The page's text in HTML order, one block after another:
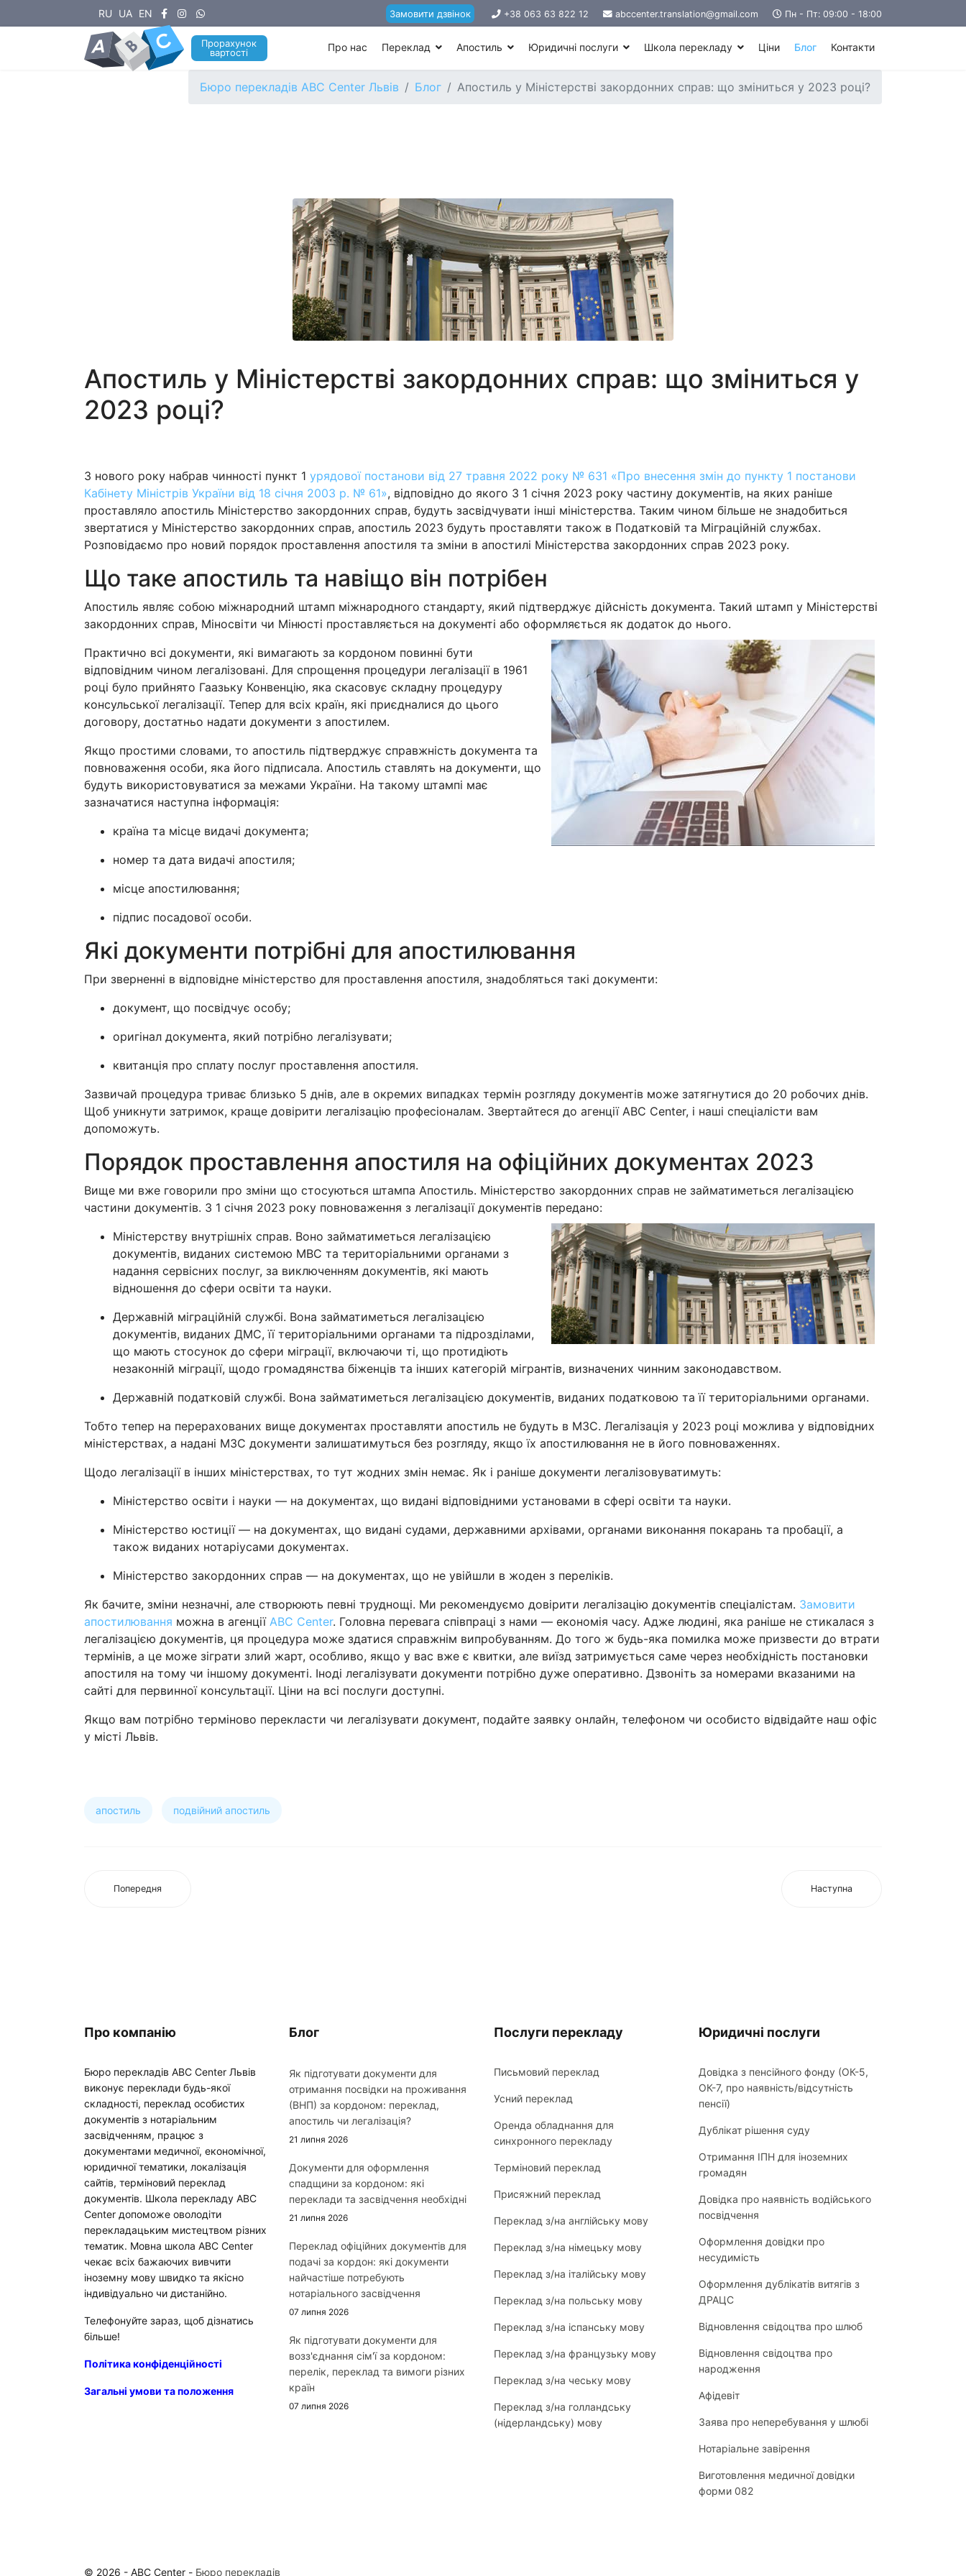
RU UA EN Замовити дзвінок +38 063 63 822 12 abccenter.translation@gmail.com Пн - Пт: 09:00 - 18:00
Прорахунок
вартості
Про нас Переклад Апостиль Юридичні послуги Школа перекладу Ціни Блог Контакти
Бюро перекладів ABC Center Львів Блог Апостиль у Міністерстві закордонних справ: що зміниться у 2023 році?
Апостиль у Міністерстві закордонних справ: що зміниться у
2023 році?
З нового року набрав чинності пункт 1 урядової постанови від 27 травня 2022 року № 631 «Про внесення змін до пункту 1 постанови
Кабінету Міністрів України від 18 січня 2003 р. № 61», відповідно до якого З 1 січня 2023 року частину документів, на яких раніше
проставляло апостиль Міністерство закордонних справ, будуть засвідчувати інші міністерства. Таким чином більше не знадобиться
звертатися у Міністерство закордонних справ, апостиль 2023 будуть проставляти також в Податковій та Міграційній службах.
Розповідаємо про новий порядок проставлення апостиля та зміни в апостилі Міністерства закордонних справ 2023 року.
Що таке апостиль та навіщо він потрібен
Апостиль являє собою міжнародний штамп міжнародного стандарту, який підтверджує дійсність документа. Такий штамп у Міністерстві
закордонних справ, Міносвіти чи Мінюсті проставляється на документі або оформляється як додаток до нього.
Практично всі документи, які вимагають за кордоном повинні бути
відповідним чином легалізовані. Для спрощення процедури легалізації в 1961
році було прийнято Гаазьку Конвенцію, яка скасовує складну процедуру
консульської легалізації. Тепер для всіх країн, які приєдналися до цього
договору, достатньо надати документи з апостилем.
Якщо простими словами, то апостиль підтверджує справжність документа та
повноваження особи, яка його підписала. Апостиль ставлять на документи, що
будуть використовуватися за межами України. На такому штампі має
зазначатися наступна інформація:
країна та місце видачі документа;
номер та дата видачі апостиля;
місце апостилювання;
підпис посадової особи.
Які документи потрібні для апостилювання
При зверненні в відповідне міністерство для проставлення апостиля, знадобляться такі документи:
документ, що посвідчує особу;
оригінал документа, який потрібно легалізувати;
квитанція про сплату послуг проставлення апостиля.
Зазвичай процедура триває близько 5 днів, але в окремих випадках термін розгляду документів може затягнутися до 20 робочих днів.
Щоб уникнути затримок, краще довірити легалізацію професіоналам. Звертайтеся до агенції ABC Center, і наші спеціалісти вам
допоможуть.
Порядок проставлення апостиля на офіційних документах 2023
Вище ми вже говорили про зміни що стосуються штампа Апостиль. Міністерство закордонних справ не займатиметься легалізацією
частини документів. З 1 січня 2023 року повноваження з легалізації документів передано:
Міністерству внутрішніх справ. Воно займатиметься легалізацією
документів, виданих системою МВС та територіальними органами з
надання сервісних послуг, за виключенням документів, які мають
відношення до сфери освіти та науки.
Державній міграційній службі. Вона займатиметься легалізацією
документів, виданих ДМС, її територіальними органами та підрозділами,
що мають стосунок до сфери міграції, включаючи ті, що протидіють
незаконній міграції, щодо громадянства біженців та інших категорій мігрантів, визначених чинним законодавством.
Державній податковій службі. Вона займатиметься легалізацією документів, виданих податковою та її територіальними органами.
Тобто тепер на перерахованих вище документах проставляти апостиль не будуть в МЗС. Легалізація у 2023 році можлива у відповідних
міністерствах, а надані МЗС документи залишатимуться без розгляду, якщо їх апостилювання не в його повноваженнях.
Щодо легалізації в інших міністерствах, то тут жодних змін немає. Як і раніше документи легалізовуватимуть:
Міністерство освіти і науки — на документах, що видані відповідними установами в сфері освіти та науки.
Міністерство юстиції — на документах, що видані судами, державними архівами, органами виконання покарань та пробації, а
також виданих нотаріусами документах.
Міністерство закордонних справ — на документах, що не увійшли в жоден з переліків.
Як бачите, зміни незначні, але створюють певні труднощі. Ми рекомендуємо довірити легалізацію документів спеціалістам. Замовити
апостилювання можна в агенції ABC Center. Головна перевага співпраці з нами — економія часу. Адже людині, яка раніше не стикалася з
легалізацією документів, ця процедура може здатися справжнім випробуванням. До того ж будь-яка помилка може призвести до втрати
термінів, а це може зіграти злий жарт, особливо, якщо у вас вже є квитки, але виїзд затримується саме через необхідність постановки
апостиля на тому чи іншому документі. Іноді легалізувати документи потрібно дуже оперативно. Дзвоніть за номерами вказаними на
сайті для первинної консультації. Ціни на всі послуги доступні.
Якщо вам потрібно терміново перекласти чи легалізувати документ, подайте заявку онлайн, телефоном чи особисто відвідайте наш офіс
у місті Львів.
апостиль подвійний апостиль
Попередня Наступна
Про компанію
Бюро перекладів ABC Center Львів
виконує переклади будь-якої
складності, переклад особистих
документів з нотаріальним
засвідченням, працює з
документами медичної, економічної,
юридичної тематики, локалізація
сайтів, терміновий переклад
документів. Школа перекладу ABC
Center допоможе оволодіти
перекладацьким мистецтвом різних
тематик. Мовна школа ABC Center
чекає всіх бажаючих вивчити
іноземну мову швидко та якісно
індивідуально чи дистанійно.
Телефонуйте зараз, щоб дізнатись
більше!
Політика конфіденційності
Загальні умови та положення
Блог
Як підготувати документи для
отримання посвідки на проживання
(ВНП) за кордоном: переклад,
апостиль чи легалізація?
21 липня 2026
Документи для оформлення
спадщини за кордоном: які
переклади та засвідчення необхідні
21 липня 2026
Переклад офіційних документів для
подачі за кордон: які документи
найчастіше потребують
нотаріального засвідчення
07 липня 2026
Як підготувати документи для
возз'єднання сім'ї за кордоном:
перелік, переклад та вимоги різних
країн
07 липня 2026
Послуги перекладу
Письмовий переклад
Усний переклад
Оренда обладнання для
синхронного перекладу
Терміновий переклад
Присяжний переклад
Переклад з/на англійську мову
Переклад з/на німецьку мову
Переклад з/на італійську мову
Переклад з/на польську мову
Переклад з/на іспанську мову
Переклад з/на французьку мову
Переклад з/на чеську мову
Переклад з/на голландську
(нідерландську) мову
Юридичні послуги
Довідка з пенсійного фонду (ОК-5,
ОК-7, про наявність/відсутність
пенсії)
Дублікат рішення суду
Отримання ІПН для іноземних
громадян
Довідка про наявність водійського
посвідчення
Оформлення довідки про
несудимість
Оформлення дублікатів витягів з
ДРАЦС
Відновлення свідоцтва про шлюб
Відновлення свідоцтва про
народження
Афідевіт
Заява про неперебування у шлюбі
Нотаріальне завірення
Виготовлення медичної довідки
форми 082
© 2026 - ABC Center - Бюро перекладів